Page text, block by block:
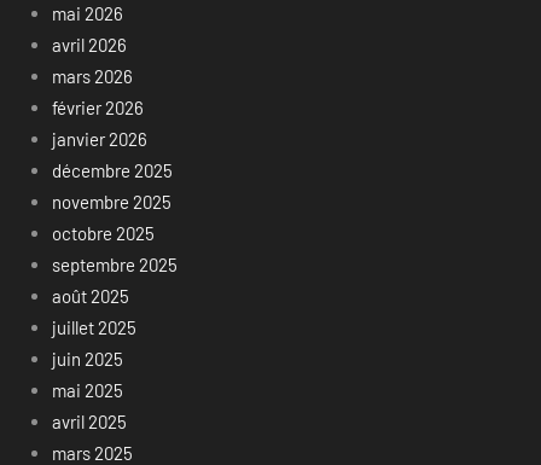
mai 2026
avril 2026
mars 2026
février 2026
janvier 2026
décembre 2025
novembre 2025
octobre 2025
septembre 2025
août 2025
juillet 2025
juin 2025
mai 2025
avril 2025
mars 2025